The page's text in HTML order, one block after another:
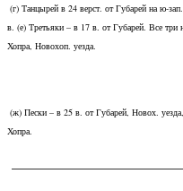
(г) Танцырей в 24 верст. от Губарей на ю-
в. (е) Третьяки – в 17 в. от Губарей. Все три
Хопра, Новохоп. уезда.
(ж) Пески – в 25 в. от Губарей, Новох.
Хопра.